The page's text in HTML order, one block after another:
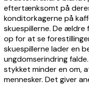
eftertænksomt på
konditorkagerne på
skuespillerne. De
op for at se
skuespillerne lader en
ungdomserindring
stykket minder en om,
mennesker. Det giver